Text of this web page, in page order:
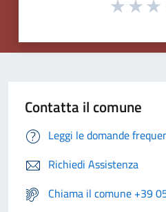
Contatta il comune
Leggi le domande
Richiedi Assistenza
Chiama il comune +39